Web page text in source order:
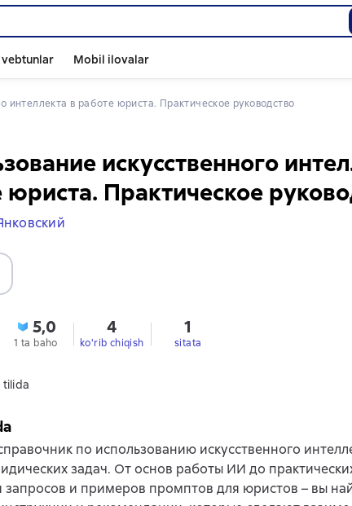
vebtunlar Mobil ilovalar
интеллекта в работе юриста. Практическое руководство
искусственного
юриста. Практическое
5,0
1 ta baho
4
ko'rib chiqish
1
sitata
tilida
по использованию искусственного
задач. От основ работы ИИ до
запросов и примеров промптов для юристов – вы